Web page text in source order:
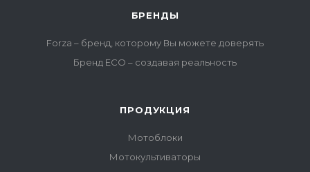
БРЕНДЫ
Forza – бренд, которому Вы можете доверять
Бренд ECO – создавая реальность
ПРОДУКЦИЯ
Мотоблоки
Мотокультиваторы